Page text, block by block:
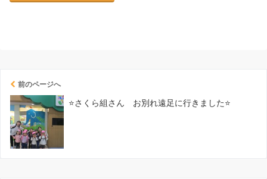
前のページへ
⭐さくら組さん お別れ遠足に行きました⭐